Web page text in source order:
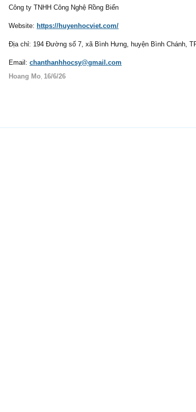
Công ty TNHH Công Nghệ Rồng Biển
Website: https://huyenhocviet.com/
Địa chỉ: 194 Đường số 7, xã Bình Hưng, huyện Bình Chánh,
Email: chanthanhhocsy@gmail.com
Hoang Mo 16/6/26